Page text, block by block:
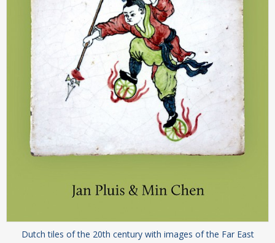
Dutch tiles of the 20th century with images of the Far East